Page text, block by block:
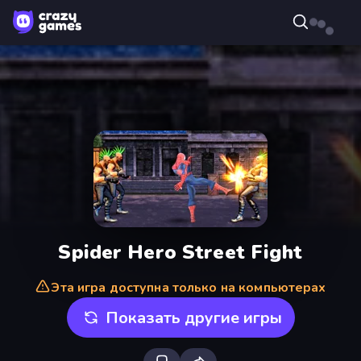
Spider Hero Street Fight
Эта игра доступна только на компьютерах
Показать другие игры